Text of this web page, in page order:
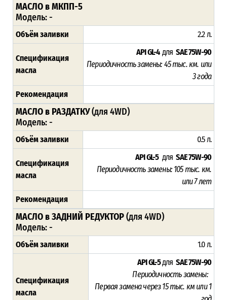
МАСЛО в МКПП-5
Модель: -
Объём заливки 2.2 л.
Спецификация
масла
API GL-4 дляSAE 75W-90
Периодичность замены: 45тыс. км. или
3 года
Рекомендация
МАСЛО в РАЗДАТКУ(для 4WD)
Модель: -
Объём заливки 0.5 л.
Спецификация
масла
API GL-5дляSAE 75W-90
Периодичность замены: 105тыс. км.
или 7 лет
Рекомендация
МАСЛО в ЗАДНИЙ РЕДУКТОР(для 4WD)
Модель: -
Объём заливки 1.0 л.
Спецификация
масла
API GL-5дляSAE 75W-90
Периодичность замены:
Первая замена через 15тыс. км или 1